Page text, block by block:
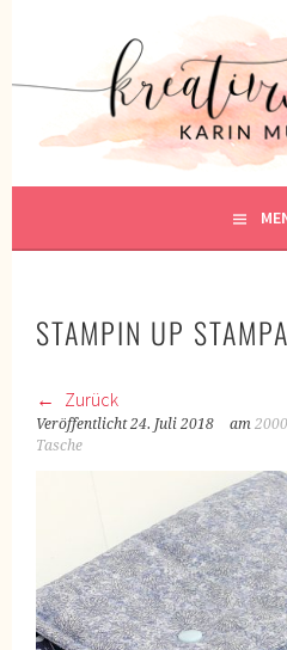
KREATIV SEIN
STAMPIN UP
Zurück
Veröffentlicht24. Juli 2018 am
Tasche